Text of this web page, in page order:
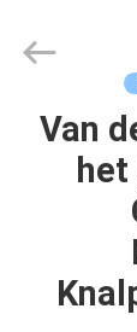
HUIS
Export
Co.,Ltd..
Reserved.Van